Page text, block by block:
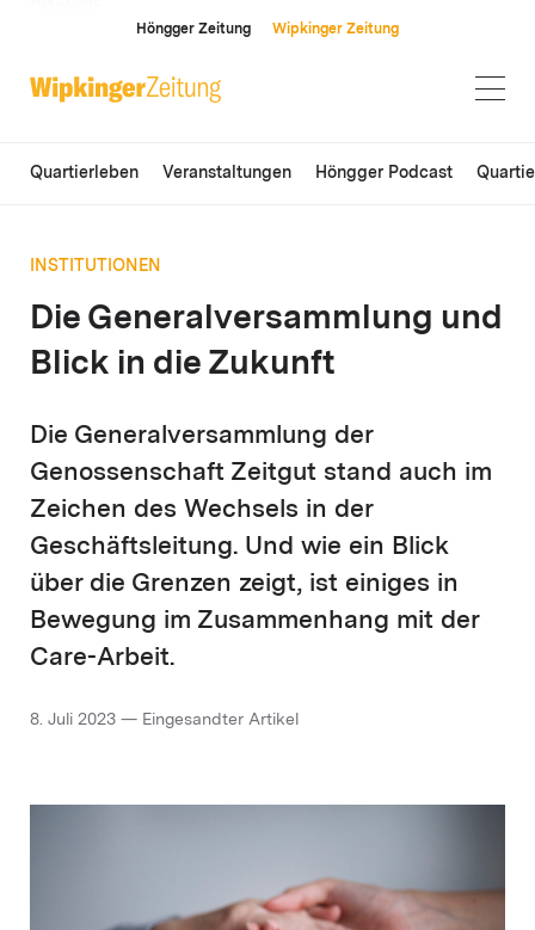
Höngger Zeitung Wipkinger Zeitung
Quartierleben Veranstaltungen Höngger Podcast
INSTITUTIONEN
Die Generalversammlung und
Blick in die Zukunft
Die Generalversammlung der
Genossenschaft Zeitgut stand auch im
Zeichen des Wechsels in der
Geschäftsleitung. Und wie ein Blick
über die Grenzen zeigt, ist einiges in
Bewegung im Zusammenhang mit der
Care-Arbeit.
8. Juli 2023 — Eingesandter Artikel